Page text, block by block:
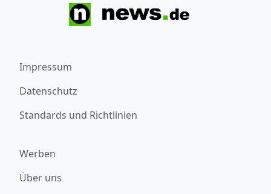
Impressum
Datenschutz
Standards und Richtlinien
Werben
Über uns